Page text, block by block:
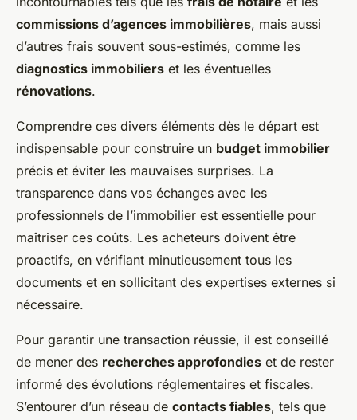
commissions d’agences immobilières, mais aussi
d’autres frais souvent sous-estimés, comme les
diagnostics immobiliers et les éventuelles
rénovations.
Comprendre ces divers éléments dès le départ est
indispensable pour construire un budget immobilier
précis et éviter les mauvaises surprises. La
transparence dans vos échanges avec les
professionnels de l’immobilier est essentielle pour
maîtriser ces coûts. Les acheteurs doivent être
proactifs, en vérifiant minutieusement tous les
documents et en sollicitant des expertises externes si
nécessaire.
Pour garantir une transaction réussie, il est conseillé
de mener des recherches approfondies et de rester
informé des évolutions réglementaires et fiscales.
S’entourer d’un réseau de contacts fiables, tels que